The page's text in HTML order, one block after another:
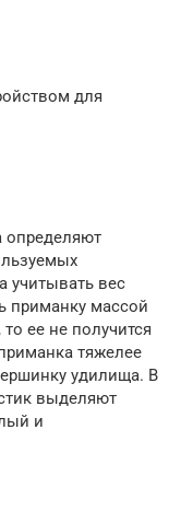
для
определяют
учитывать вес
приманку массой
ее не получится
тяжелее
удилища. В
выделяют
и